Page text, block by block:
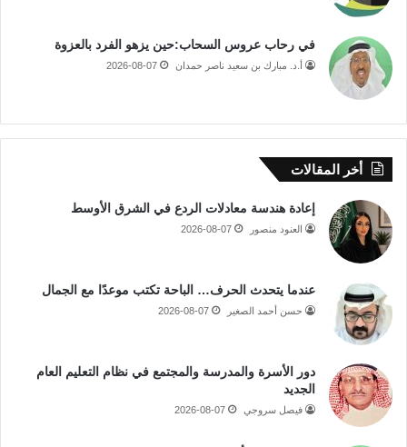
في رحاب عروس السحاب:حين يزهو الفرد بالعزوة
أ.د. مبارك بن سعيد ناصر حمدان 2026-08-07
أخر المقالات
إعادة هندسة معادلات الردع في الشرق الأوسط
العنود منصور 2026-08-07
عندما يتحدث الحرف… الباحة تكتب موعدًا مع الجمال
حسن أحمد الصغير 2026-08-07
دور الأسرة والمدرسة والمجتمع في نظام التعليم العام
الجديد
فيصل سروجي 2026-08-07